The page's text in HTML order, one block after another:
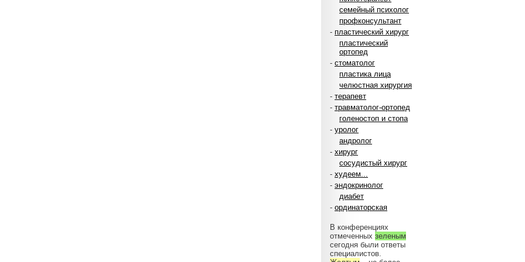
семейный психолог
профконсультант
- пластический хирург
пластический
ортопед
- стоматолог
пластика лица
челюстная хирургия
- терапевт
- травматолог-ортопед
голеностоп и стопа
- уролог
андролог
- хирург
сосудистый хирург
- худеем...
- эндокринолог
диабет
- ординаторская
В конференциях
отмеченных зеленым
сегодня были ответы
специалистов.